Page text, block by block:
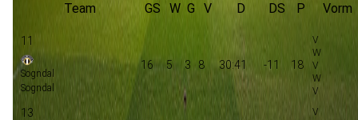
Team GS W G V D DS P Vorm
11
Sogndal
Sogndal
16 5 3 8 30:41 -11 18
13